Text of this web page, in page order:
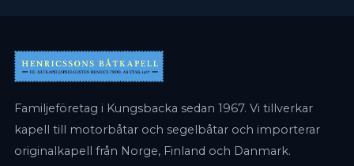
Familjeföretag i Kungsbacka sedan 1967. Vi tillverkar
kapell till motorbåtar och segelbåtar och importerar
originalkapell från Norge, Finland och Danmark.